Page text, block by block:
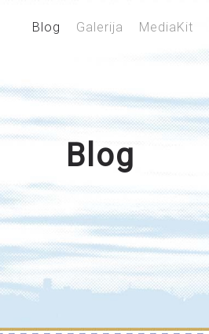
Blog Galerija MediaKit
Blog